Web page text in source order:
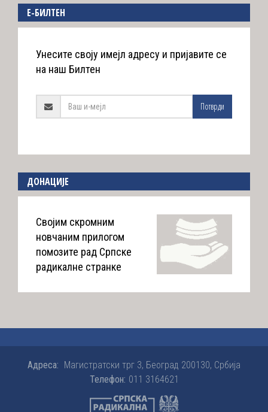
E-БИЛТЕН
Унесите своју имејл адресу и пријавите се
на наш Билтен
Потврди
ДОНАЦИЈЕ
Својим скромним
новчаним прилогом
помозите рад Српске
радикалне странке
Адреса: Магистратски трг 3, Београд 200130, Србија
Телефон: 011 3164621